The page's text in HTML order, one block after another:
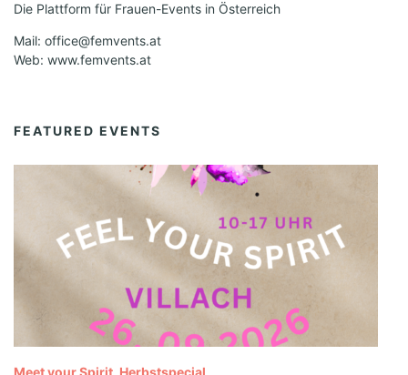
Die Plattform für Frauen-Events in Österreich
Mail: office@femvents.at
Web: www.femvents.at
FEATURED EVENTS
Meet your Spirit, Herbstspecial